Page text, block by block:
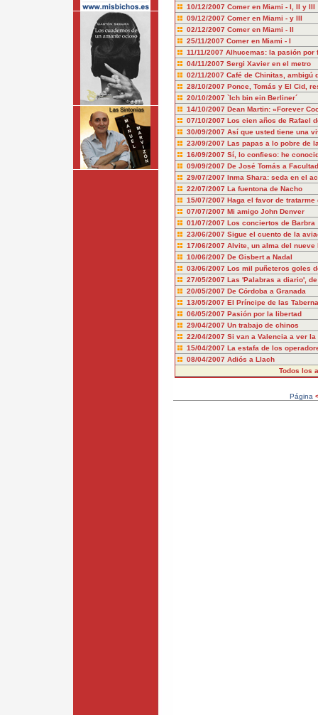
10/12/2007 Comer en Miami - I, II y III
09/12/2007 Comer en Miami - y III
02/12/2007 Comer en Miami - II
25/11/2007 Comer en Miami - I
11/11/2007 Alhucemas: la pasión por
04/11/2007 Sergi Xavier en el metro
02/11/2007 Café de Chinitas, ambigú
28/10/2007 Ponce, Tomás y El Cid,
20/10/2007 `Ich bin ein Berliner´
14/10/2007 Dean Martin: «Forever
07/10/2007 Los cien años de Rafael
30/09/2007 Así que usted tiene una
23/09/2007 Las papas a lo pobre de
16/09/2007 Sí, lo confieso: he
09/09/2007 De José Tomás a
29/07/2007 Inma Shara: seda en el
22/07/2007 La fuentona de Nacho
15/07/2007 Haga el favor de tratarme
07/07/2007 Mi amigo John Denver
01/07/2007 Los conciertos de Barbra
23/06/2007 Sigue el cuento de la
17/06/2007 Alvite, un alma del nueve
10/06/2007 De Gisbert a Nadal
03/06/2007 Los mil puñeteros goles
27/05/2007 Las 'Palabras a diario',
20/05/2007 De Córdoba a Granada
13/05/2007 El Príncipe de las
06/05/2007 Pasión por la libertad
29/04/2007 Un trabajo de chinos
22/04/2007 Si van a Valencia a ver la
15/04/2007 La estafa de los
08/04/2007 Adiós a Llach
Todos los
Página